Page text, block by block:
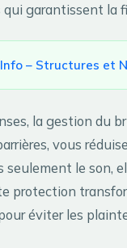
garantissent la
– Structures et
la gestion du
vous
seulement le son,
protection
éviter les